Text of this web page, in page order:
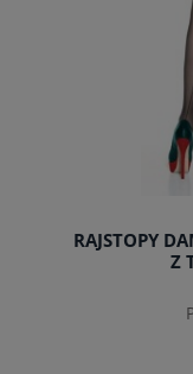
RAJSTOPY
Z